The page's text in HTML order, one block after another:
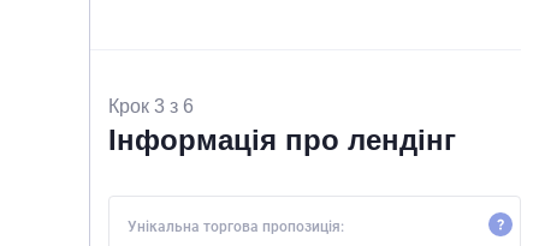
Крок 3 з 6
Інформація про лендінг
Унікальна торгова пропозиція: